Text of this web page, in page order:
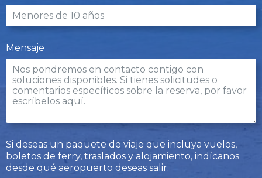
Mensaje
Si deseas un paquete de viaje que incluya vuelos,
boletos de ferry, traslados y alojamiento, indícanos
desde qué aeropuerto deseas salir.